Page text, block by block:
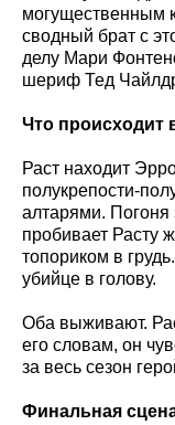
могущественным
сводный брат с
делу Мари
шериф Тед
Что происходит
Раст находит
полукрепости-
алтарями. Погоня
пробивает Расту
топориком в
убийце в голову.
Оба выживают.
его словам, он
за весь сезон
Финальная